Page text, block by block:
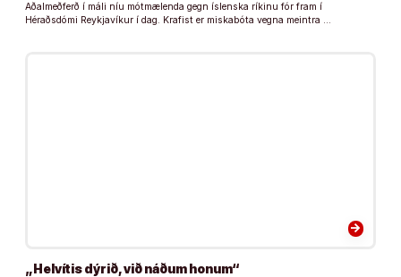
Aðalmeðferð í máli níu mótmælenda gegn íslenska ríkinu fór fram í
Héraðsdómi Reykjavíkur í dag. Krafist er miskabóta vegna meintra …
arrow_forward
„Helvítis dýrið, við náðum honum“